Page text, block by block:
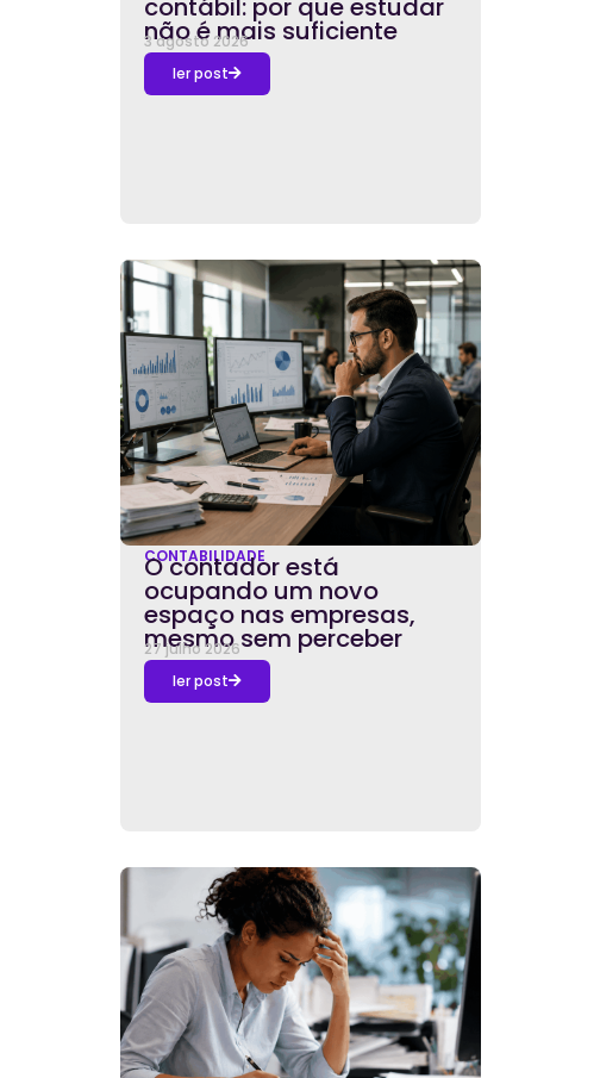
contábil: por que estudar
não é mais suficiente
3 agosto 2026
ler post
CONTABILIDADE
O contador está
ocupando um novo
espaço nas empresas,
mesmo sem perceber
27 julho 2026
ler post